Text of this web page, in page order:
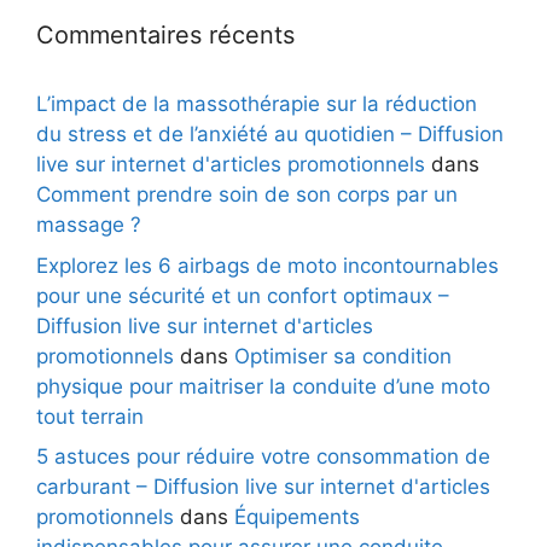
Commentaires récents
L’impact de la massothérapie sur la réduction
du stress et de l’anxiété au quotidien – Diffusion
live sur internet d'articles promotionnels dans
Comment prendre soin de son corps par un
massage ?
Explorez les 6 airbags de moto incontournables
pour une sécurité et un confort optimaux –
Diffusion live sur internet d'articles
promotionnels dans Optimiser sa condition
physique pour maitriser la conduite d’une moto
tout terrain
5 astuces pour réduire votre consommation de
carburant – Diffusion live sur internet d'articles
promotionnels dans Équipements